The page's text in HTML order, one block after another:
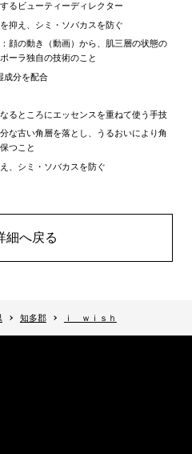
るビューティーディレクター
抑え、シミ・ソバカスを防ぐ
顔の動き（動画）から、肌三層の状態の
ーラ独自の技術のこと
成分を配合
るところにエッセンスを重ねて使う手技
な古い角層を落とし、うるおいにより角
つこと
、シミ・ソバカスを防ぐ
細へ戻る
知多郡 ｉ ｗｉｓｈ